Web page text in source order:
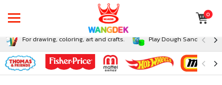
0
For drawing, coloring, art and crafts. Play Dough Sand and